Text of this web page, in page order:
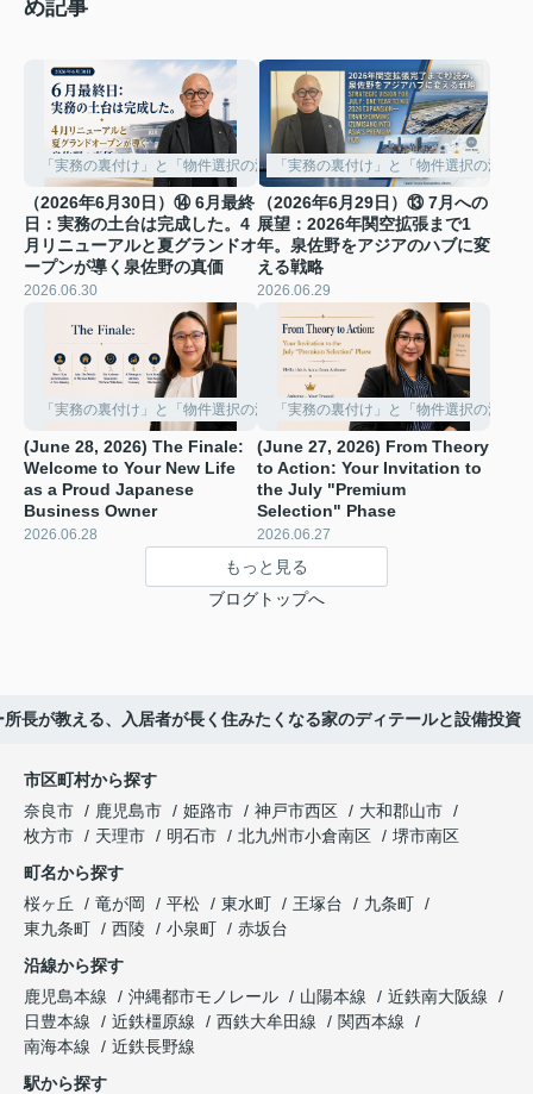
め記事
「実務の裏付け」と「物件選択の深化」
（2026年6月30日）⑭ 6月最終
日：実務の土台は完成した。4
月リニューアルと夏グランドオ
ープンが導く泉佐野の真価
2026.06.30
「実務の裏付け」と「物件選択の深化」
（2026年6月29日）⑬ 7月への
展望：2026年関空拡張まで1
年。泉佐野をアジアのハブに変
える戦略
2026.06.29
「実務の裏付け」と「物件選択の深化」
(June 28, 2026) The Finale:
Welcome to Your New Life
as a Proud Japanese
Business Owner
2026.06.28
「実務の裏付け」と「物件選択の深化」
(June 27, 2026) From Theory
to Action: Your Invitation to
the July "Premium
Selection" Phase ️
2026.06.27
もっと見る
ブログトップへ
長が教える、入居者が長く住みたくなる家のディテールと設備投資
市区町村から探す
奈良市
鹿児島市 姫路市 神戸市西区
大和郡山市
枚方市
天理市 明石市 北九州市小倉南区
堺市南区
町名から探す
桜ヶ丘
竜が岡 平松 東水町 王塚台
九条町
東九条町
西陵 小泉町
赤坂台
沿線から探す
鹿児島本線
沖縄都市モノレール 山陽本線
近鉄南大阪線
日豊本線
近鉄橿原線 西鉄大牟田線
関西本線
南海本線
近鉄長野線
駅から探す